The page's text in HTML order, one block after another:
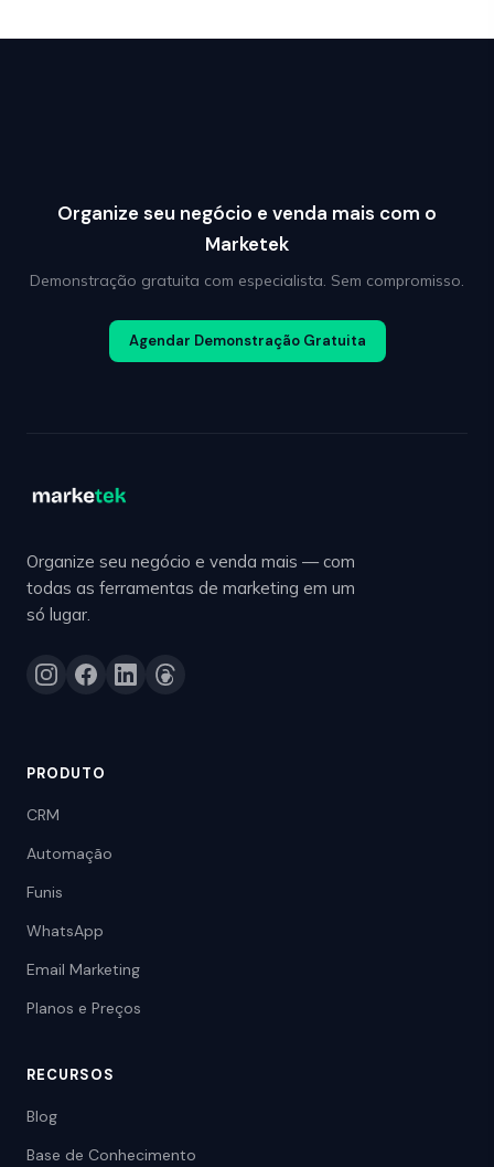
Organize seu negócio e venda mais com o
Marketek
Demonstração gratuita com especialista. Sem compromisso.
Agendar Demonstração Gratuita
Organize seu negócio e venda mais — com
todas as ferramentas de marketing em um
só lugar.
PRODUTO
CRM
Automação
Funis
WhatsApp
Email Marketing
Planos e Preços
RECURSOS
Blog
Base de Conhecimento